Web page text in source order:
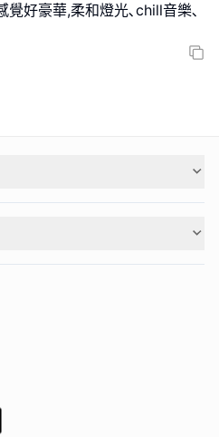
覺好豪華,柔和燈光､chill音樂､